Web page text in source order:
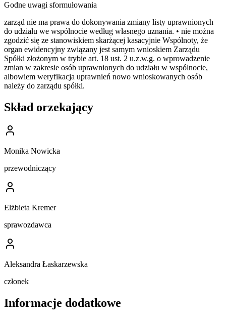
Godne uwagi sformułowania
zarząd nie ma prawa do dokonywania zmiany listy uprawnionych
do udziału we wspólnocie według własnego uznania. • nie można
zgodzić się ze stanowiskiem skarżącej kasacyjnie Wspólnoty, że
organ ewidencyjny związany jest samym wnioskiem Zarządu
Spółki złożonym w trybie art. 18 ust. 2 u.z.w.g. o wprowadzenie
zmian w zakresie osób uprawnionych do udziału w wspólnocie,
albowiem weryfikacja uprawnień nowo wnioskowanych osób
należy do zarządu spółki.
Skład orzekający
Monika Nowicka
przewodniczący
Elżbieta Kremer
sprawozdawca
Aleksandra Łaskarzewska
członek
Informacje dodatkowe